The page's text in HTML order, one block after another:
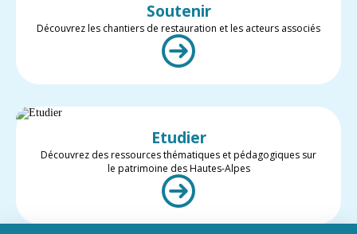
Soutenir
Découvrez les chantiers de restauration et les acteurs associés
Etudier
Découvrez des ressources thématiques et pédagogiques sur
le patrimoine des Hautes-Alpes